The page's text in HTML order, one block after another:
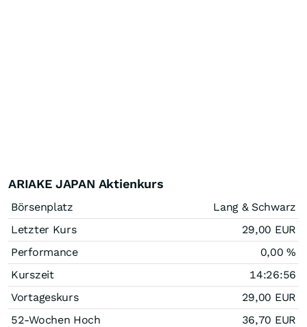
ARIAKE JAPAN Aktienkurs
Börsenplatz
Lang & Schwarz
Letzter Kurs
29,00 EUR
Performance
0,00%
Kurszeit
14:26:56
Vortageskurs
29,00 EUR
52-Wochen Hoch
36,70 EUR